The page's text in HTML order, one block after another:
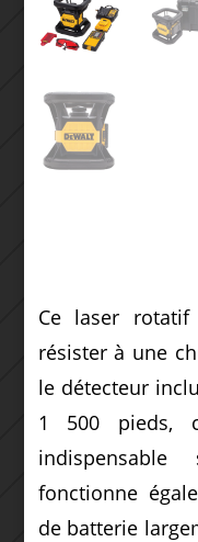
Ce laser
résister à une
le détecteur
1 500 pieds,
fonctionne
de batterie